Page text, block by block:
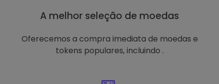
A melhor seleção de moedas
Oferecemos a compra imediata de moedas e
tokens populares, incluindo .